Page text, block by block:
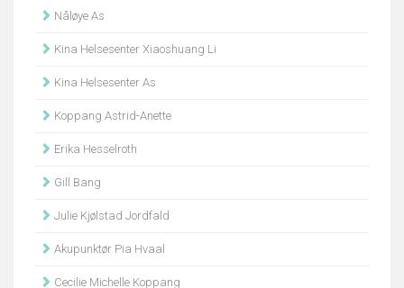
Nåløye As
Kina Helsesenter Xiaoshuang Li
Kina Helsesenter As
Koppang Astrid-Anette
Erika Hesselroth
Gill Bang
Julie Kjølstad Jordfald
Akupunktør Pia Hvaal
Cecilie Michelle Koppang